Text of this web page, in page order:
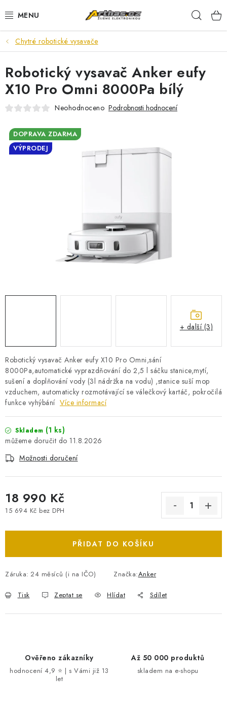
na
TELEFONY, TABLETY
POČÍTAČE, NOTEBOOKY
PRO HRÁČE
PŘEDVÁDĚCÍ ELEKTRONIKA
Chytré robotické vysavače
Robotický vysavač Anker eufy X10 Pro Omni,sání
8000Pa,automatické vyprazdňování do 2,5 l sáčku stanice,mytí,
sušení a doplňování vody (3l nádržka na vodu) ,stanice suší mop
vzduchem, automaticky rozmotávající se válečkový kartáč, pokročilá
funkce vyhýbání Více informací
Skladem (1 ks)
11.8.2026
Možnosti doručení
18 990 Kč
15 694 Kč bez DPH
PŘIDAT DO KOŠÍKU
Záruka: 24 měsíců (i na IČO) Značka:Anker
Tisk Zeptat se Hlídat Sdílet
Robotický vysavač Anker eufy
X10 Pro Omni 8000Pa bílý
Neohodnoceno Podrobnosti hodnocení
DOPRAVA ZDARMA
VÝPRODEJ
+ další (3)
Ověřeno zákazníky
hodnocení 4,9 ⭐ | s Vámi již 13
let
Až 50 000 produktů
skladem na e-shopu